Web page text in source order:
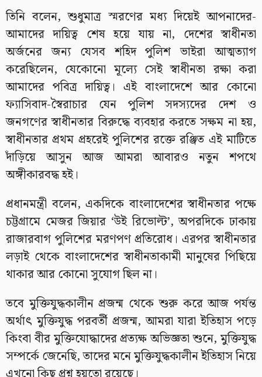
তিনি বলেন, শুধুমাত্র স্মরণের মধ্য দিয়েই আপনাদের-
আমাদের দায়িত্ব শেষ হয়ে যায় না, দেশের স্বাধীনতা
অর্জনের জন্য যেসব শহিদ পুলিশ ভাইরা আত্মত্যাগ
করেছিলেন, যেকোনো মূল্যে সেই স্বাধীনতা রক্ষা করা
আমাদের পবিত্র দায়িত্ব। এই বাংলাদেশে আর কোনো
ফ্যাসিবাদ-স্বৈরাচার যেন পুলিশ সদস্যদের দেশ ও
জনগণের স্বাধীনতার বিরুদ্ধে ব্যবহার করতে সক্ষম না হয়,
স্বাধীনতার প্রথম প্রহরেই পুলিশের রক্তে রঞ্জিত এই মাটিতে
দাঁড়িয়ে আসুন আজ আমরা আবারও নতুন শপথে
অঙ্গীকারবদ্ধ হই।
প্রধানমন্ত্রী বলেন, একদিকে বাংলাদেশের স্বাধীনতার পক্ষে
চট্টগ্রামে মেজর জিয়ার ‘উই রিভোল্ট’, অপরদিকে ঢাকায়
রাজারবাগ পুলিশের মরণপণ প্রতিরোধ। এরপর স্বাধীনতার
লড়াই থেকে বাংলাদেশের স্বাধীনতাকামী মানুষের পিছিয়ে
থাকার আর কোনো সুযোগ ছিল না।
তবে মুক্তিযুদ্ধকালীন প্রজন্ম থেকে শুরু করে আজ পর্যন্ত
অর্থাৎ মুক্তিযুদ্ধ পরবর্তী প্রজন্ম, আমরা যারা ইতিহাস পড়ে
কিংবা বীর মুক্তিযোদ্ধাদের প্রত্যক্ষ অভিজ্ঞতা শুনে, মুক্তিযুদ্ধ
সম্পর্কে জেনেছি, তাদের মনে মুক্তিযুদ্ধকালীন ইতিহাস নিয়ে